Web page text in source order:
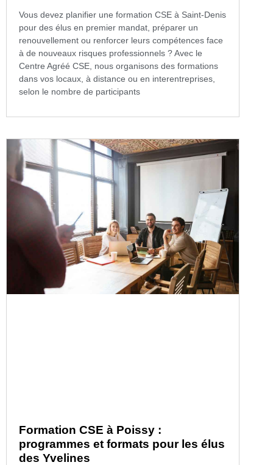
Vous devez planifier une formation CSE à Saint-Denis
pour des élus en premier mandat, préparer un
renouvellement ou renforcer leurs compétences face
à de nouveaux risques professionnels ? Avec le
Centre Agréé CSE, nous organisons des formations
dans vos locaux, à distance ou en interentreprises,
selon le nombre de participants
Formation CSE à Poissy :
programmes et formats pour les élus
des Yvelines